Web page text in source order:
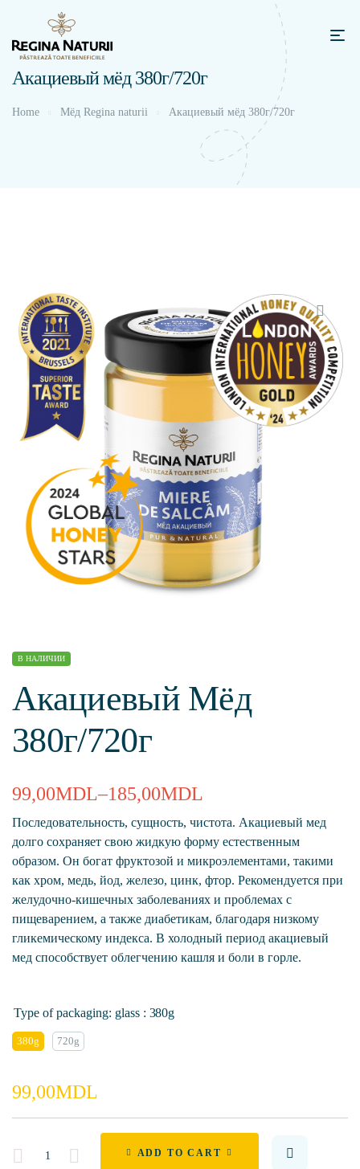
Акациевый мёд 380г/720г
Home Мёд Regina naturii Акациевый мёд 380г/720г
В НАЛИЧИИ
Акациевый Мёд
380г/720г
99,00MDL–185,00MDL
Последовательность, сущность, чистота. Акациевый мед
долго сохраняет свою жидкую форму естественным
образом. Он богат фруктозой и микроэлементами, такими
как хром, медь, йод, железо, цинк, фтор. Рекомендуется при
желудочно-кишечных заболеваниях и проблемах с
пищеварением, а также диабетикам, благодаря низкому
гликемическому индекса. В холодный период акациевый
мед способствует облегчению кашля и боли в горле.
Type of packaging: glass : 380g
380g 720g
99,00MDL
Quantity ADD TO CART